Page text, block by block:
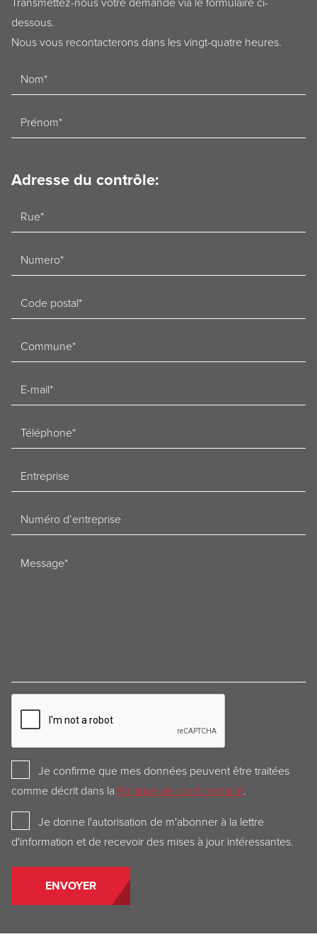
dessous.
Nous vous recontacterons dans les vingt-quatre heures.
Naam
Voornaam
Adresse du contrôle:
Straat
Nummer
Postcode
Woonplaats
mailadres
Telefoon
Bedrijf
Ondernemingsnummer
Privacy
Policy
Je confirme que mes données peuvent être traitées
comme décrit dans la Politique de confidentialité.
Newsletter
Je donne l'autorisation de m'abonner à la lettre
d'information et de recevoir des mises à jour intéressantes.